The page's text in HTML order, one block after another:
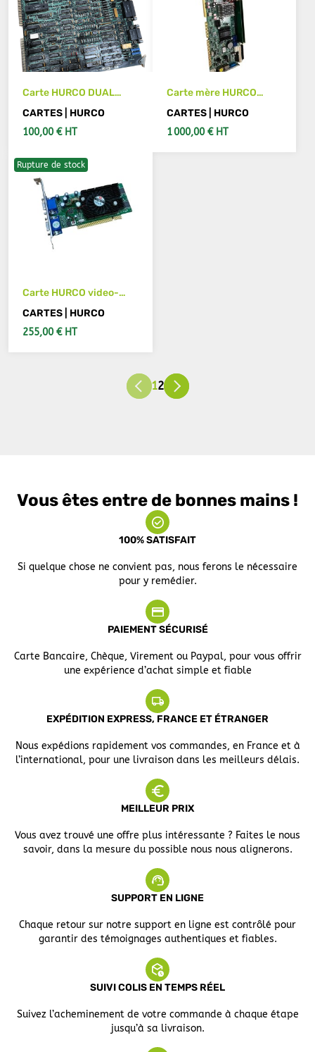
Carte HURCO DUAL
AXIS 2 PCB 415-0176
CARTES | HURCO
100,00 € HT
VOIR LES DÉTAILS
Carte mère HURCO
PEAK777 REV: B
4BP00777B1X10
CARTES | HURCO
1 000,00 € HT
Rupture de stock
Carte HURCO video-
228PCI-TW
CARTES | HURCO
255,00 € HT
12
Vous êtes entre de bonnes mains !
100% SATISFAIT
Si quelque chose ne convient pas, nous ferons le nécessaire
pour y remédier.
PAIEMENT SÉCURISÉ
Carte Bancaire, Chèque, Virement ou Paypal, pour vous offrir
une expérience d’achat simple et fiable
EXPÉDITION EXPRESS, FRANCE ET ÉTRANGER
Nous expédions rapidement vos commandes, en France et à
l’international, pour une livraison dans les meilleurs délais.
MEILLEUR PRIX
Vous avez trouvé une offre plus intéressante ? Faites le nous
savoir, dans la mesure du possible nous nous alignerons.
SUPPORT EN LIGNE
Chaque retour sur notre support en ligne est contrôlé pour
garantir des témoignages authentiques et fiables.
SUIVI COLIS EN TEMPS RÉEL
Suivez l’acheminement de votre commande à chaque étape
jusqu’à sa livraison.